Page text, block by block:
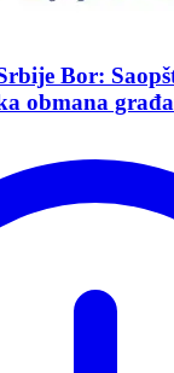
Bor:
obmana